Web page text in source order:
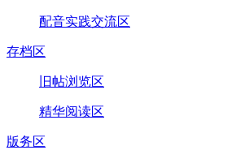
配音实践交流区
存档区
旧帖浏览区
精华阅读区
版务区